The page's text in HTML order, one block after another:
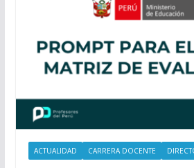
a
ACTUALIDAD CARRERA DOCENTE